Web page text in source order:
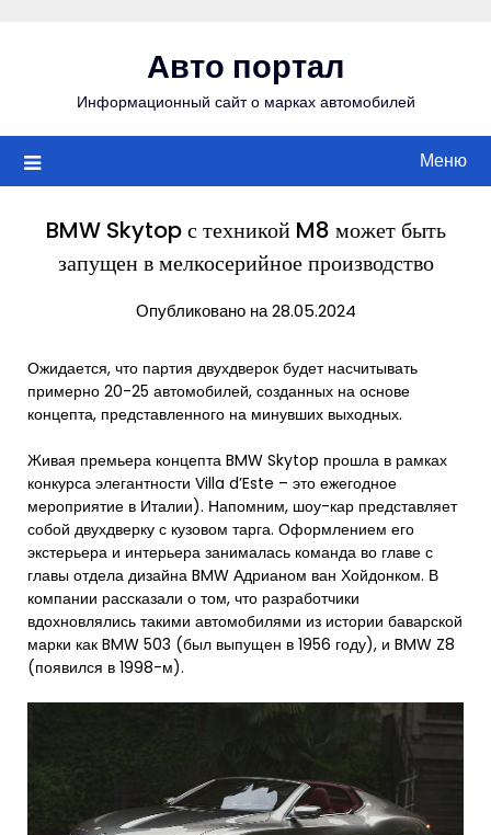
Авто портал
Информационный сайт о марках автомобилей
Меню
BMW Skytop с техникой M8 может быть
запущен в мелкосерийное производство
Опубликовано на 28.05.2024
Ожидается, что партия двухдверок будет насчитывать
примерно 20-25 автомобилей, созданных на основе
концепта, представленного на минувших выходных.
Живая премьера концепта BMW Skytop прошла в рамках
конкурса элегантности Villa d’Este – это ежегодное
мероприятие в Италии). Напомним, шоу-кар представляет
собой двухдверку с кузовом тарга. Оформлением его
экстерьера и интерьера занималась команда во главе с
главы отдела дизайна BMW Адрианом ван Хойдонком. В
компании рассказали о том, что разработчики
вдохновлялись такими автомобилями из истории баварской
марки как BMW 503 (был выпущен в 1956 году), и BMW Z8
(появился в 1998-м).